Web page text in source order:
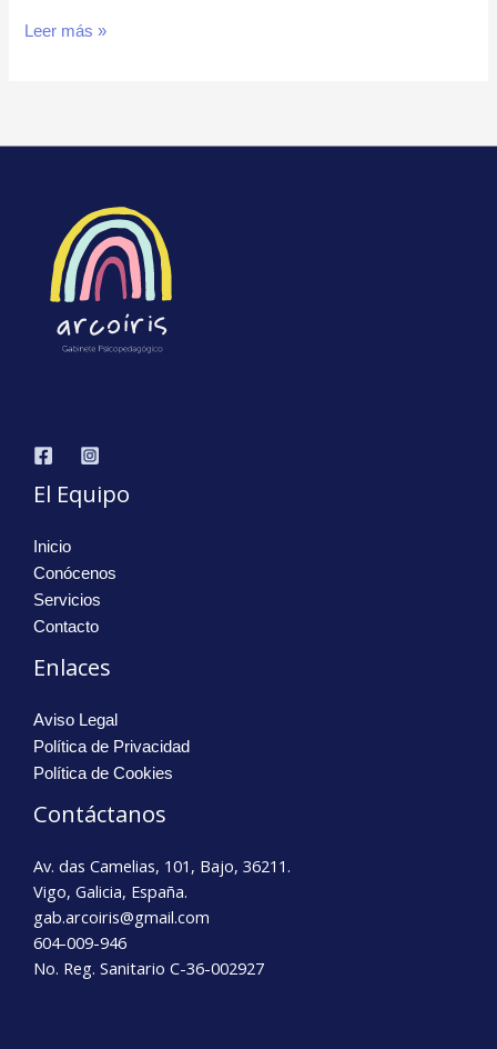
Leer más »
El Equipo
Inicio
Conócenos
Servicios
Contacto
Enlaces
Aviso Legal
Política de Privacidad
Política de Cookies
Contáctanos
Av. das Camelias, 101, Bajo, 36211.
Vigo, Galicia, España.
gab.arcoiris@gmail.com
604-009-946
No. Reg. Sanitario C-36-002927